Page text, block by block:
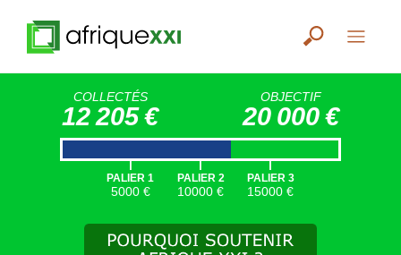
COLLECTÉS
12 205 €
OBJECTIF
20 000 €
|
PALIER 1
5000 €
|
PALIER 2
10000 €
|
PALIER 3
15000 €